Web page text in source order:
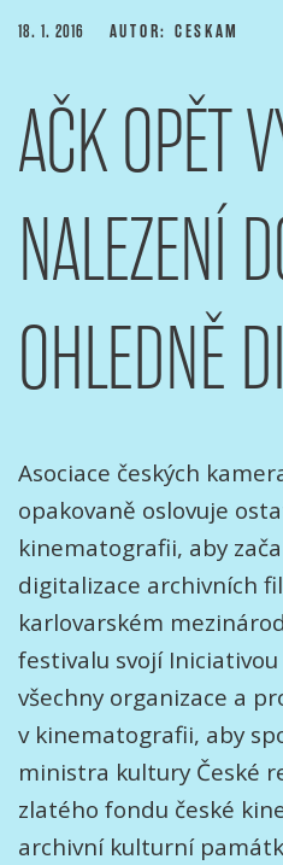
Přejít
obsahu
webu
portál Asociace českých kameramanů
PUBLIKOVÁNO
18. 1. 2016 AUTOR: CESKAM
AČK OPĚT
NALEZENÍ
OHLEDNĚ
Asociace českých
opakovaně oslovuje
kinematografii, aby
digitalizace archivních
karlovarském
festivalu svojí Iniciativou
všechny organizace a
v kinematografii, aby
ministra kultury České
zlatého fondu české
archivní kulturní